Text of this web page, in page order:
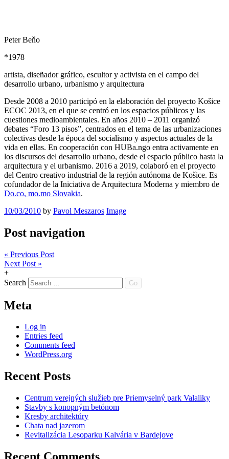
Peter Beňo
*1978
artista, diseñador gráfico, escultor y activista en el campo del
desarrollo urbano, urbanismo y arquitectura
Desde 2008 a 2010 participó en la elaboración del proyecto Košice
ECOC 2013, en el que se centró en los espacios públicos y las
cuestiones medioambientales. En años 2010 – 2011 organizó
debates “Foro 13 pisos”, centrados en el tema de las urbanizaciones
colectivas desde la época del socialismo y aspectos actuales de la
vida en ellas. En cooperación con HUBa.ngo entra activamente en
los discursos del desarrollo urbano, desde el espacio público hasta la
arquitectura y el urbanismo. 2016 a 2019, colaboró ​​en el proyecto
del Centro creativo industrial de la región autónoma de Košice. Es
cofundador de la Iniciativa de Arquitectura Moderna y miembro de
Do.co, mo.mo Slovakia.
10/03/2010 by Pavol Meszaros Image
Post navigation
« Previous Post
Next Post »
+
Search
Meta
Log in
Entries feed
Comments feed
WordPress.org
Recent Posts
Centrum verejných služieb pre Priemyselný park Valaliky
Stavby s konopným betónom
Kresby architektúry
Chata nad jazerom
Revitalizácia Lesoparku Kalvária v Bardejove